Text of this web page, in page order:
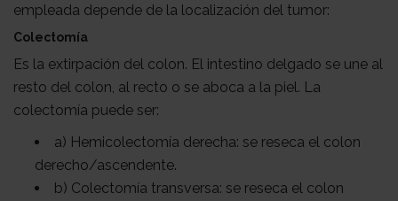
empleada depende de la localización del tumor:
Colectomía
Es la extirpación del colon. El intestino delgado se une al
resto del colon, al recto o se aboca a la piel. La
colectomía puede ser:
a) Hemicolectomía derecha: se reseca el colon
derecho/ascendente.
b) Colectomía transversa: se reseca el colon